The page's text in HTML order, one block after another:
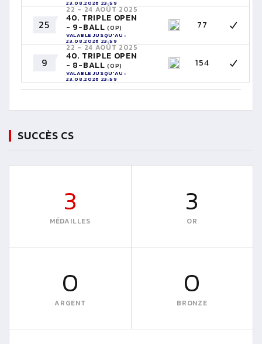
23.08.2026 23:59
25
22 - 24 AOÛT 2025
40. TRIPLE OPEN
- 9-BALL(OP)
VALABLE JUSQU'AU :
23.08.2026 23:59
77
9
22 - 24 AOÛT 2025
40. TRIPLE OPEN
- 8-BALL(OP)
VALABLE JUSQU'AU :
23.08.2026 23:59
154
SUCCÈS CS
3
MÉDAILLES
3
OR
0
ARGENT
0
BRONZE